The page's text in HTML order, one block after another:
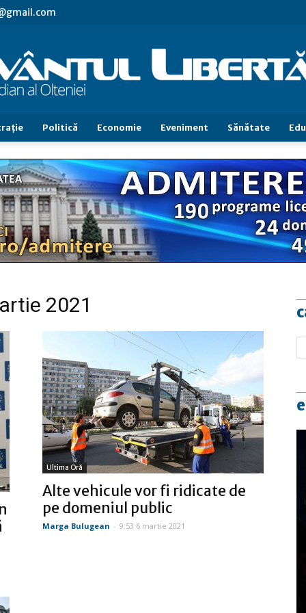
Cuvântul
Libertăţii
Politică Economie Eveniment Sănătate
2021
Ultima Oră
Alte vehicule vor fi ridicate de
pe domeniul public
Marga Bulugean - 9:53 6 martie 2021